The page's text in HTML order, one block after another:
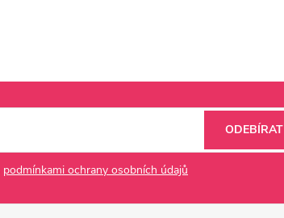
podmínkami ochrany osobních údajů
ODEBÍRAT